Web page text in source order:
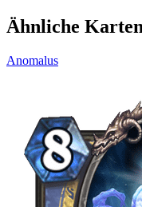
Ähnliche Karten
Anomalus